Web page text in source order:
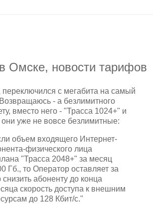
Омске, новости тарифов
с мегабита на самый
- а безлимитного
вместо него - "Трасса 1024+" и
уже не вовсе безлимитные:
объем входящего Интернет-
физического лица
"Трасса 2048+" за месяц
Гб., то Оператор оставляет за
абоненту до конца
скорость доступа к внешним
до 128 Кбит/с."